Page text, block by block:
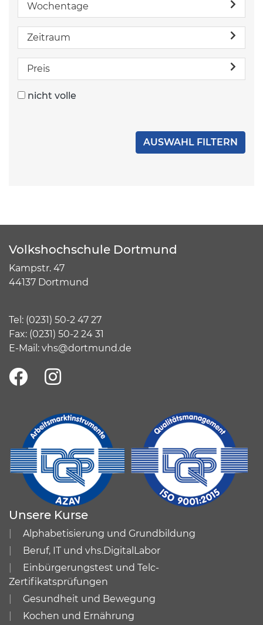
Wochentage
Zeitraum
Preis
nicht volle
Volkshochschule Dortmund
Kampstr. 47
44137 Dortmund
Tel: (0231) 50-2 47 27
Fax: (0231) 50-2 24 31
E-Mail: vhs@dortmund.de
Unsere Kurse
Alphabetisierung und Grundbildung
Beruf, IT und vhs.DigitalLabor
Einbürgerungstest und Telc-
Zertifikatsprüfungen
Gesundheit und Bewegung
Kochen und Ernährung